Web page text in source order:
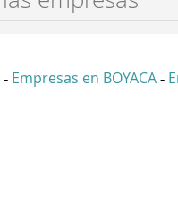
- Empresas en BOYACA -